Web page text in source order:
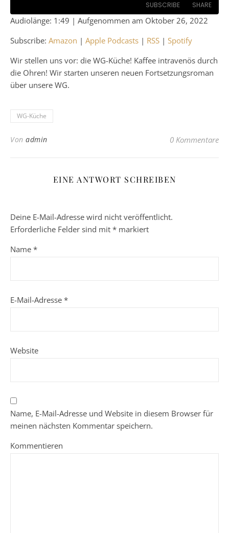
SUBSCRIBE SHARE
RSS FEED
SHARE
LINK
EMBED
Audiolänge: 1:49 | Aufgenommen am Oktober 26, 2022
Subscribe: Amazon | Apple Podcasts | RSS | Spotify
Wir stellen uns vor: die WG-Küche! Kaffee intravenös durch
die Ohren! Wir starten unseren neuen Fortsetzungsroman
über unsere WG.
WG-Küche
Von admin 0 Kommentare
EINE ANTWORT SCHREIBEN
Deine E-Mail-Adresse wird nicht veröffentlicht.
Erforderliche Felder sind mit * markiert
Name *
E-Mail-Adresse *
Website
Name, E-Mail-Adresse und Website in diesem Browser für
meinen nächsten Kommentar speichern.
Kommentieren